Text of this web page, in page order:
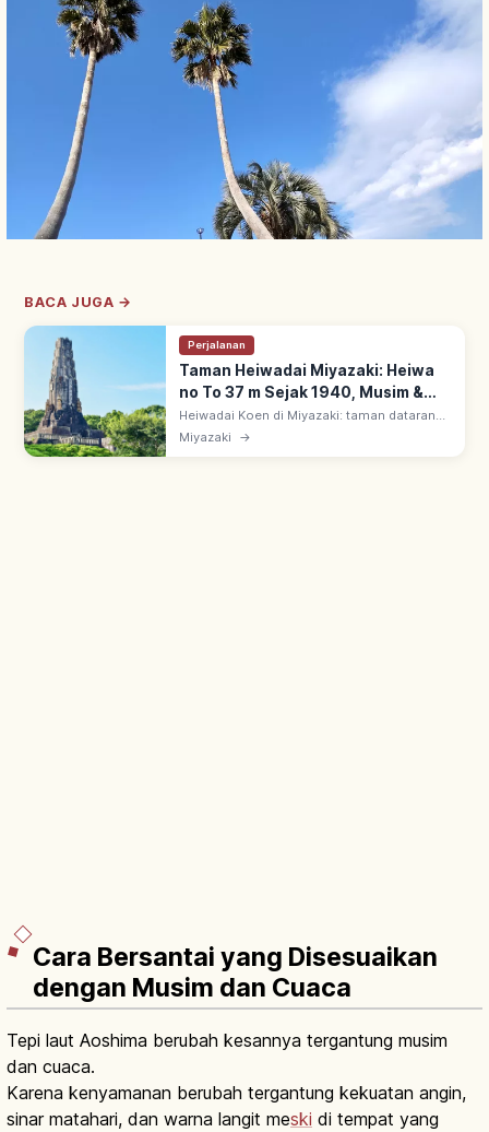
BACA JUGA →
Perjalanan
Taman Heiwadai Miyazaki: Heiwa
no To 37 m Sejak 1940, Musim &
Area Utama
Heiwadai Koen di Miyazaki: taman dataran
tinggi dengan Heiwa no To (Menara
Perdamaian) ~37 m, dibangun 1940.
Miyazaki →
Cara Bersantai yang Disesuaikan
dengan Musim dan Cuaca
Tepi laut Aoshima berubah kesannya tergantung musim
dan cuaca.
Karena kenyamanan berubah tergantung kekuatan angin,
sinar matahari, dan warna langit meski di tempat yang